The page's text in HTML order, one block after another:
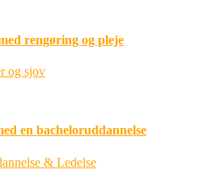
rengøring og pleje
og sjov
en bacheloruddannelse
& Ledelse